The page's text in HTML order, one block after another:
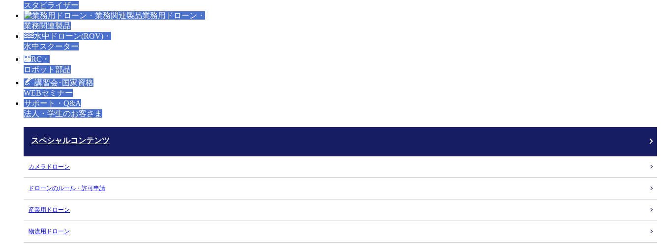
スタビライザー
業務用ドローン・
業務関連製品
水中ドローン(ROV)・
水中スクーター
RC・
ロボット部品
講習会･国家資格
WEBセミナー
サポート・Q&A
法人・学生のお客さま
スペシャルコンテンツ
カメラドローン
ドローンのルール・許可申請
産業用ドローン
物流用ドローン